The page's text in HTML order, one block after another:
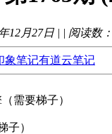
12月27日 | | 阅读数：
象笔记有道云笔记
需要梯子）
子）